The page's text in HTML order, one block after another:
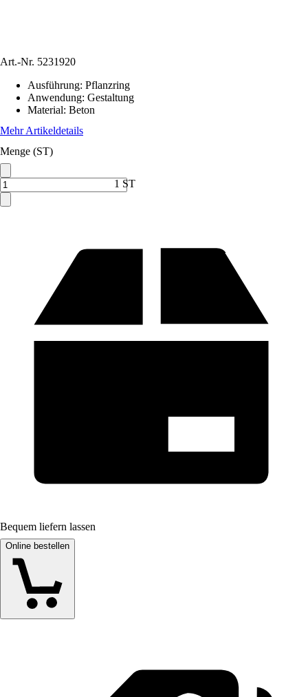
Art.-Nr. 5231920
Ausführung: Pflanzring
Anwendung: Gestaltung
Material: Beton
Mehr Artikeldetails
Menge (ST)
1 ST
Bequem liefern lassen
Online bestellen